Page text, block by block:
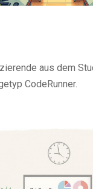
aus dem
CodeRunner.